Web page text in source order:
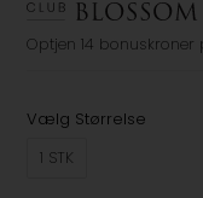
Optjen 14 bonuskroner
Vælg Størrelse
1 STK